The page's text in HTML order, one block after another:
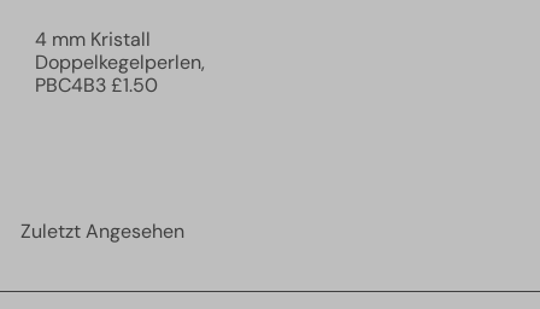
4 mm Kristall
Doppelkegelperlen,
PBC4B3£1.50
Zuletzt Angesehen